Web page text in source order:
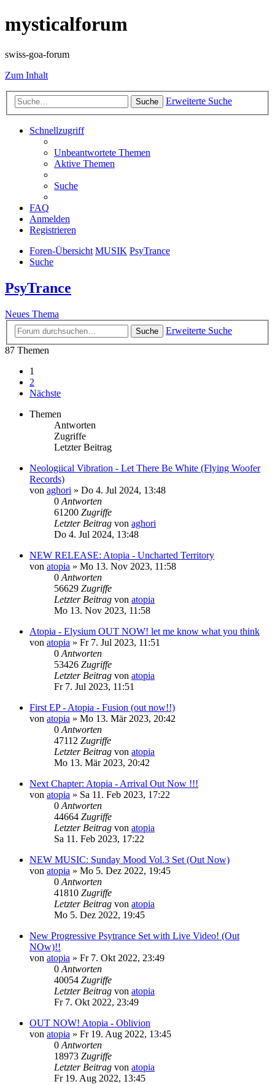
mysticalforum
swiss-goa-forum
Zum Inhalt
Suche Erweiterte Suche
Schnellzugriff
Unbeantwortete Themen
Aktive Themen
Suche
FAQ
Anmelden
Registrieren
Foren-Übersicht MUSIK PsyTrance
Suche
PsyTrance
Neues Thema
Suche
Erweiterte Suche
87 Themen
1
2
Nächste
Themen
Antworten
Zugriffe
Letzter Beitrag
Neologiical Vibration - Let There Be White (Flying Woofer
Records)
von aghori » Do 4. Jul 2024, 13:48
0 Antworten
61200 Zugriffe
Letzter Beitrag von aghori
Do 4. Jul 2024, 13:48
NEW RELEASE: Atopia - Uncharted Territory
von atopia » Mo 13. Nov 2023, 11:58
0 Antworten
56629 Zugriffe
Letzter Beitrag von atopia
Mo 13. Nov 2023, 11:58
Atopia - Elysium OUT NOW! let me know what you think
von atopia » Fr 7. Jul 2023, 11:51
0 Antworten
53426 Zugriffe
Letzter Beitrag von atopia
Fr 7. Jul 2023, 11:51
First EP - Atopia - Fusion (out now!!)
von atopia » Mo 13. Mär 2023, 20:42
0 Antworten
47112 Zugriffe
Letzter Beitrag von atopia
Mo 13. Mär 2023, 20:42
Next Chapter: Atopia - Arrival Out Now !!!
von atopia » Sa 11. Feb 2023, 17:22
0 Antworten
44664 Zugriffe
Letzter Beitrag von atopia
Sa 11. Feb 2023, 17:22
NEW MUSIC: Sunday Mood Vol.3 Set (Out Now)
von atopia » Mo 5. Dez 2022, 19:45
0 Antworten
41810 Zugriffe
Letzter Beitrag von atopia
Mo 5. Dez 2022, 19:45
New Progressive Psytrance Set with Live Video! (Out
NOw)!!
von atopia » Fr 7. Okt 2022, 23:49
0 Antworten
40054 Zugriffe
Letzter Beitrag von atopia
Fr 7. Okt 2022, 23:49
OUT NOW! Atopia - Oblivion
von atopia » Fr 19. Aug 2022, 13:45
0 Antworten
18973 Zugriffe
Letzter Beitrag von atopia
Fr 19. Aug 2022, 13:45